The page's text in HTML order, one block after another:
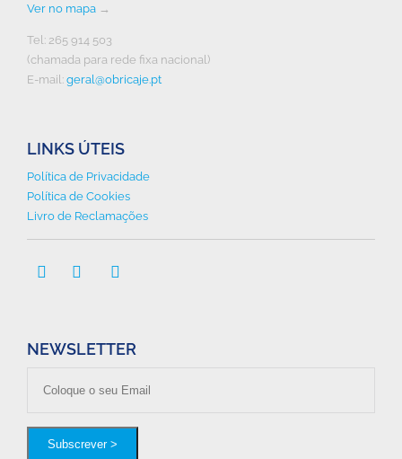
Ver no mapa →
Tel: 265 914 503
(chamada para rede fixa nacional)
E-mail: geral@obricaje.pt
LINKS ÚTEIS
Política de Privacidade
Política de Cookies
Livro de Reclamações
  
NEWSLETTER